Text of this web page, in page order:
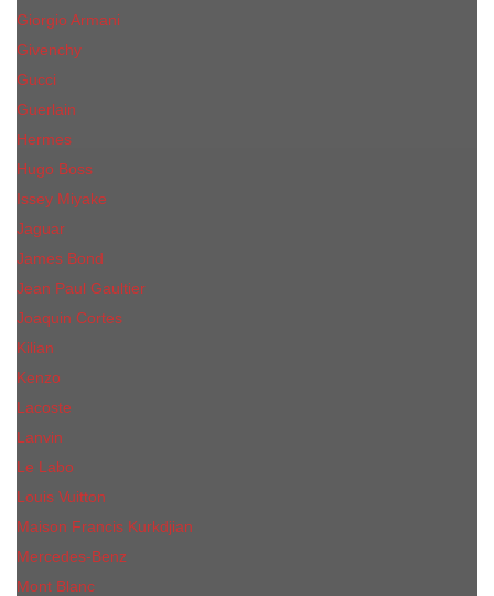
Giorgio Armani
Givenchy
Gucci
Guerlain
Hermes
Hugo Boss
Issey Miyake
Jaguar
James Bond
Jean Paul Gaultier
Joaquin Сortes
Kilian
Kenzo
Lacoste
Lanvin
Le Labo
Louis Vuitton
Maison Francis Kurkdjian
Mercedes-Benz
Mont Blanc